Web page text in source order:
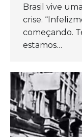
Brasil vive
crise.
começando.
estamos…